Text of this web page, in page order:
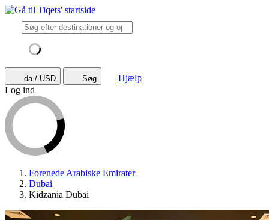
da / USD Søg
Hjælp
Log ind
Forenede Arabiske Emirater
Dubai
Kidzania Dubai